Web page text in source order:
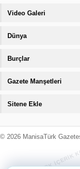
Video Galeri
Dünya
Burçlar
Gazete Manşetleri
Sitene Ekle
© 2026 ManisaTürk
MANİSATÜRK